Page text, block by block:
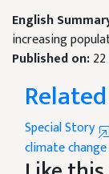
English
increasing
Published on:
Special Story
climate change